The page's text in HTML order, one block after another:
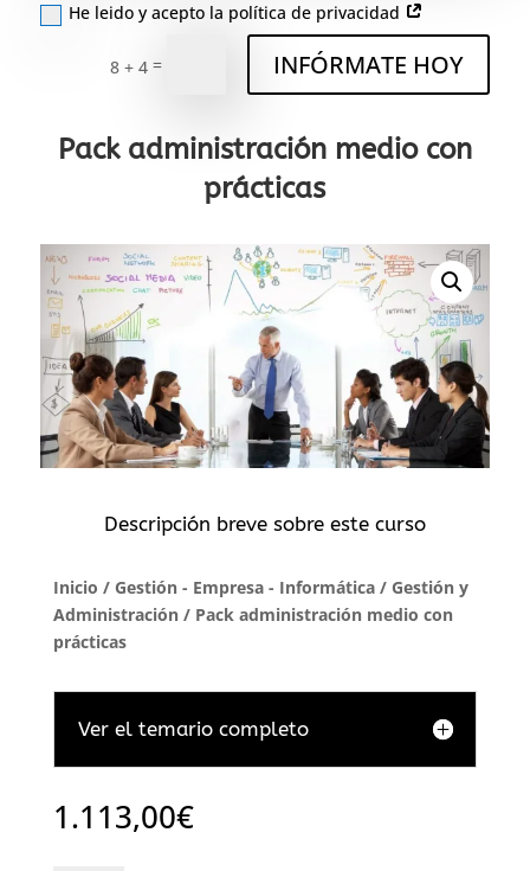
He leido y acepto la política de privacidad
8 + 4 = INFÓRMATE HOY
Pack administración medio con
prácticas
Descripción breve sobre este curso
Inicio / Gestión - Empresa - Informática/ Gestión y
Administración/ Pack administración medio con
prácticas
Ver el temario completo
1.113,00€